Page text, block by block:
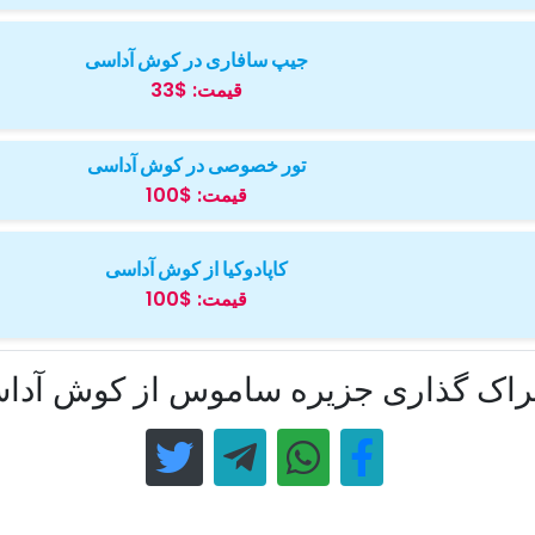
جیپ سافاری در کوش آداسی
قیمت: $33
تور خصوصی در کوش آداسی
قیمت: $100
کاپادوکیا از کوش آداسی
قیمت: $100
گذاری جزیره ساموس از کوش